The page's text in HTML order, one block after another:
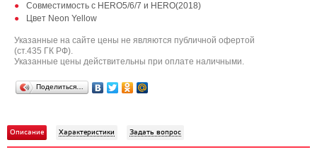
Совместимость с HERO5/6/7 и HERO(2018)
Цвет Neon Yellow
Указанные на сайте цены не являются публичной офертой
(ст.435 ГК РФ).
Указанные цены действительны при оплате наличными.
Поделиться…
Описание Характеристики Задать вопрос